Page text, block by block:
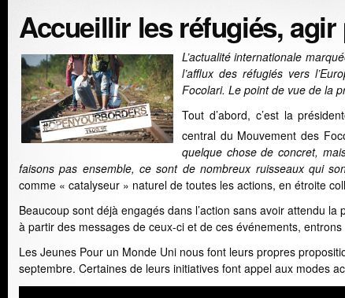
Accueillir les réfugiés,
L’actualité internationale
l’afflux des réfugiés vers
Focolari. Le point de vue de la
Tout d’abord, c’est la
central du Mouvement des
quelque chose de concret,
faisons pas ensemble, ce sont de nombreux ruisseaux qui
comme « catalyseur » naturel de toutes les actions, en
Beaucoup sont déjà engagés dans l’action sans avoir attendu la
à partir des messages de ceux-ci et de ces événements,
Les Jeunes Pour un Monde Uni nous font leurs propres
septembre. Certaines de leurs initiatives font appel aux modes